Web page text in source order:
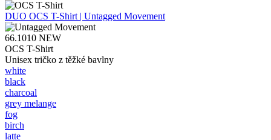
DUO OCS T-Shirt | Untagged Movement
66.1010 NEW
OCS T-Shirt
Unisex tričko z těžké bavlny
white
black
charcoal
grey melange
fog
birch
latte